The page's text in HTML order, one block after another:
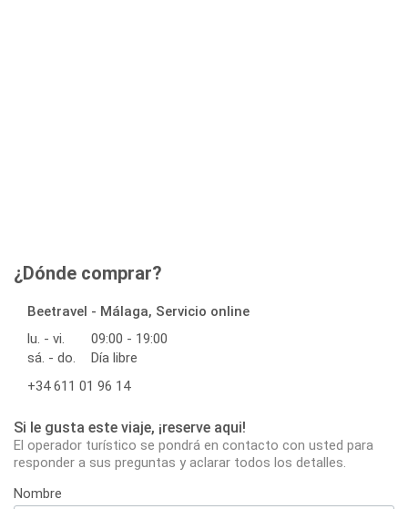
¿Dónde comprar?
Beetravel - Málaga, Servicio online
lu. - vi.
09:00 - 19:00
sá. - do.
Día libre
+34 611 01 96 14
Si le gusta este viaje, ¡reserve aqui!
El operador turístico se pondrá en contacto con usted para
responder a sus preguntas y aclarar todos los detalles.
Nombre